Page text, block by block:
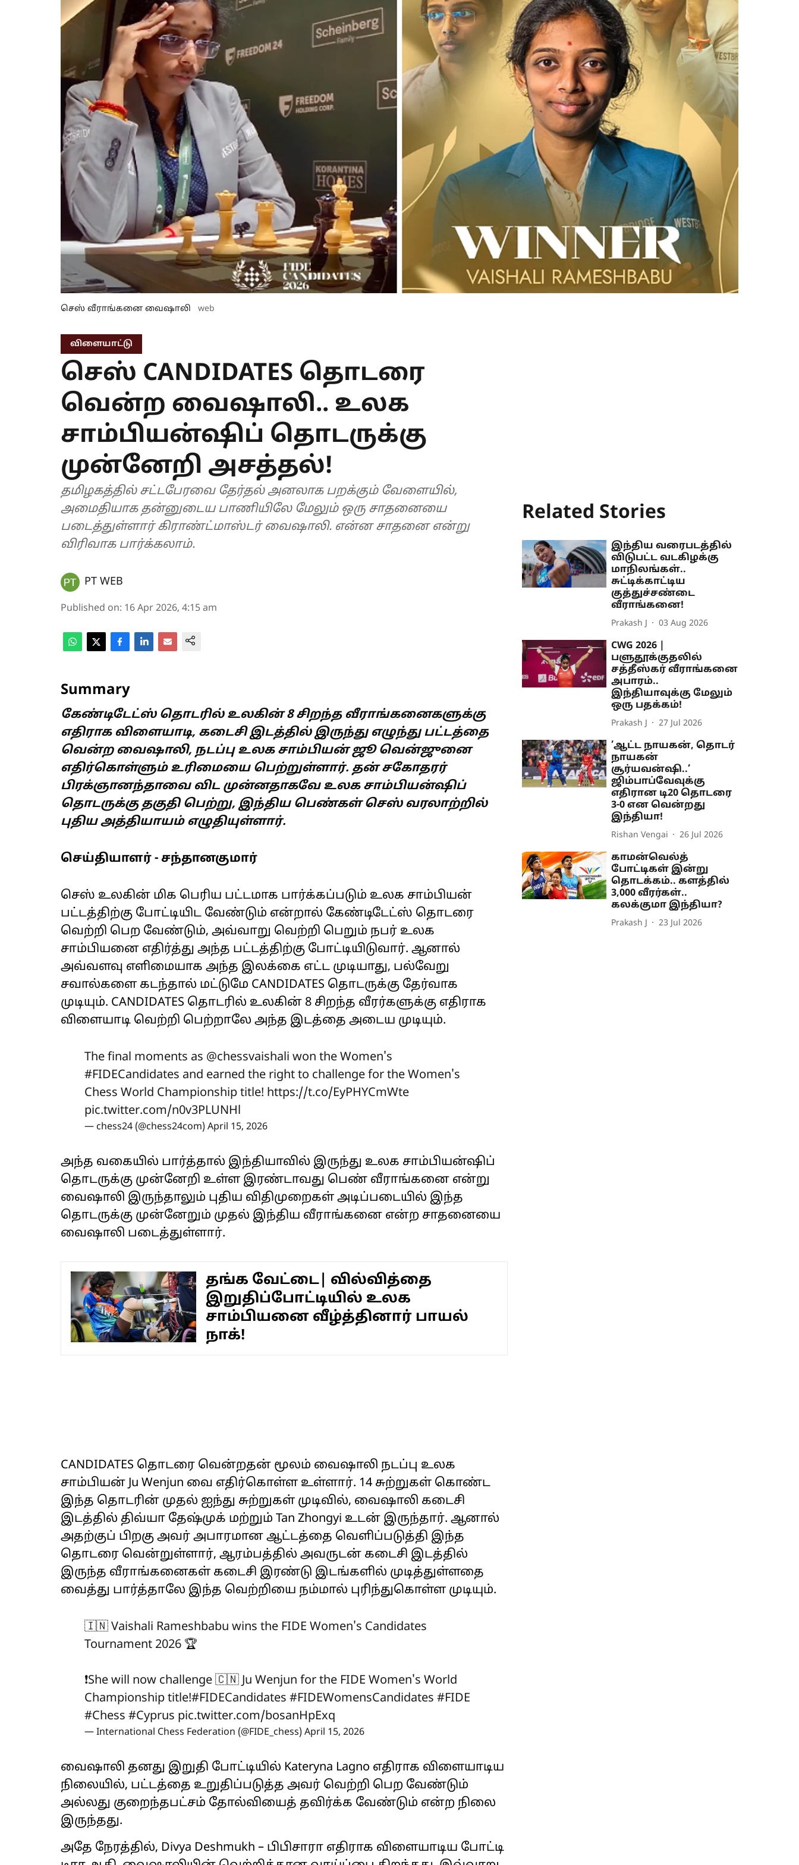
செஸ் வீராங்கனை வைஷாலி web
விளையாட்டு
செஸ் CANDIDATES தொடரை
வென்ற வைஷாலி.. உலக
சாம்பியன்ஷிப் தொடருக்கு
முன்னேறி அசத்தல்!
தமிழகத்தில் சட்டபேரவை தேர்தல் அனலாக பறக்கும் வேளையில்,
அமைதியாக தன்னுடைய பாணியிலே மேலும் ஒரு சாதனையை
படைத்துள்ளார் கிராண்ட்மாஸ்டர் வைஷாலி. என்ன சாதனை என்று
விரிவாக பார்க்கலாம்.
PT WEB
Published on: 16 Apr 2026, 4:15 am
Summary
கேண்டிடேட்ஸ் தொடரில் உலகின் 8 சிறந்த வீராங்கனைகளுக்கு
எதிராக விளையாடி, கடைசி இடத்தில் இருந்து எழுந்து பட்டத்தை
வென்ற வைஷாலி, நடப்பு உலக சாம்பியன் ஜூ வென்ஜுனை
எதிர்கொள்ளும் உரிமையை பெற்றுள்ளார். தன் சகோதரர்
பிரக்ஞானந்தாவை விட முன்னதாகவே உலக சாம்பியன்ஷிப்
தொடருக்கு தகுதி பெற்று, இந்திய பெண்கள் செஸ் வரலாற்றில்
புதிய அத்தியாயம் எழுதியுள்ளார்.
செய்தியாளர் - சந்தானகுமார்
செஸ் உலகின் மிக பெரிய பட்டமாக பார்க்கப்படும் உலக சாம்பியன்
பட்டத்திற்கு போட்டியிட வேண்டும் என்றால் கேண்டிடேட்ஸ் தொடரை
வெற்றி பெற வேண்டும், அவ்வாறு வெற்றி பெறும் நபர் உலக
சாம்பியனை எதிர்த்து அந்த பட்டத்திற்கு போட்டியிடுவார். ஆனால்
அவ்வளவு எளிமையாக அந்த இலக்கை எட்ட முடியாது, பல்வேறு
சவால்களை கடந்தால் மட்டுமே CANDIDATES தொடருக்கு தேர்வாக
முடியும். CANDIDATES தொடரில் உலகின் 8 சிறந்த வீரர்களுக்கு எதிராக
விளையாடி வெற்றி பெற்றாலே அந்த இடத்தை அடைய முடியும்.
The final moments as @chessvaishali won the Women's
#FIDECandidates and earned the right to challenge for the Women's
Chess World Championship title! https://t.co/EyPHYCmWte
pic.twitter.com/n0v3PLUNHl
— chess24 (@chess24com) April 15, 2026
அந்த வகையில் பார்த்தால் இந்தியாவில் இருந்து உலக சாம்பியன்ஷிப்
தொடருக்கு முன்னேறி உள்ள இரண்டாவது பெண் வீராங்கனை என்று
வைஷாலி இருந்தாலும் புதிய விதிமுறைகள் அடிப்படையில் இந்த
தொடருக்கு முன்னேறும் முதல் இந்திய வீராங்கனை என்ற சாதனையை
வைஷாலி படைத்துள்ளார்.
தங்க வேட்டை| வில்வித்தை
இறுதிப்போட்டியில் உலக
சாம்பியனை வீழ்த்தினார் பாயல்
நாக்!
CANDIDATES தொடரை வென்றதன் மூலம் வைஷாலி நடப்பு உலக
சாம்பியன் Ju Wenjun வை எதிர்கொள்ள உள்ளார். 14 சுற்றுகள் கொண்ட
இந்த தொடரின் முதல் ஐந்து சுற்றுகள் முடிவில், வைஷாலி கடைசி
இடத்தில் திவ்யா தேஷ்முக் மற்றும் Tan Zhongyi உடன் இருந்தார். ஆனால்
அதற்குப் பிறகு அவர் அபாரமான ஆட்டத்தை வெளிப்படுத்தி இந்த
தொடரை வென்றுள்ளார், ஆரம்பத்தில் அவருடன் கடைசி இடத்தில்
இருந்த வீராங்கனைகள் கடைசி இரண்டு இடங்களில் முடித்துள்ளதை
வைத்து பார்த்தாலே இந்த வெற்றியை நம்மால் புரிந்துகொள்ள முடியும்.
🇮🇳 Vaishali Rameshbabu wins the FIDE Women's Candidates
Tournament 2026 🏆
❗️She will now challenge 🇨🇳 Ju Wenjun for the FIDE Women's World
Championship title!#FIDECandidates #FIDEWomensCandidates #FIDE
#Chess #Cyprus pic.twitter.com/bosanHpExq
— International Chess Federation (@FIDE_chess) April 15, 2026
வைஷாலி தனது இறுதி போட்டியில் Kateryna Lagno எதிராக விளையாடிய
நிலையில், பட்டத்தை உறுதிப்படுத்த அவர் வெற்றி பெற வேண்டும்
அல்லது குறைந்தபட்சம் தோல்வியைத் தவிர்க்க வேண்டும் என்ற நிலை
இருந்தது.
அதே நேரத்தில், Divya Deshmukh – பிபிசாரா எதிராக விளையாடிய போட்டி
Related Stories
இந்திய வரைபடத்தில்
விடுபட்ட வடகிழக்கு
மாநிலங்கள்..
சுட்டிக்காட்டிய
குத்துச்சண்டை
வீராங்கனை!
Prakash J 03 Aug 2026
CWG 2026 |
பளுதூக்குதலில்
சத்தீஸ்கர் வீராங்கனை
அபாரம்..
இந்தியாவுக்கு மேலும்
ஒரு பதக்கம்!
Prakash J 27 Jul 2026
’ஆட்ட நாயகன், தொடர்
நாயகன்
சூர்யவன்ஷி..’
ஜிம்பாப்வேவுக்கு
எதிரான டி20 தொடரை
3-0 என வென்றது
இந்தியா!
Rishan Vengai 26 Jul 2026
காமன்வெல்த்
போட்டிகள் இன்று
தொடக்கம்.. களத்தில்
3,000 வீரர்கள்..
கலக்குமா இந்தியா?
Prakash J 23 Jul 2026